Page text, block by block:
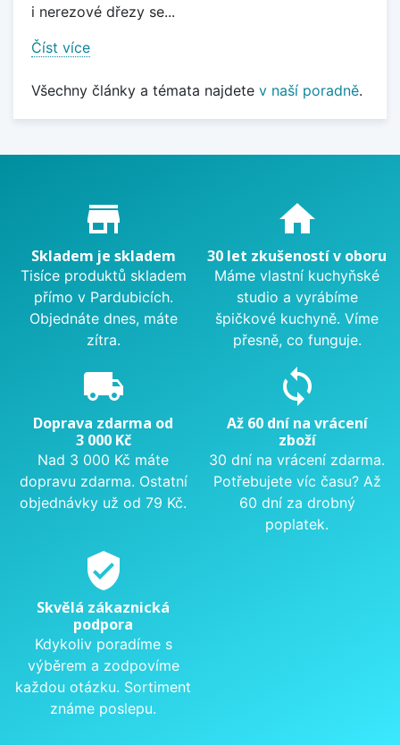
i nerezové dřezy se...
Číst více
Všechny články a témata najdete v naší poradně.
Proč nakupovat u nás?
store_mall_directory
Skladem je skladem
Tisíce produktů skladem
přímo v Pardubicích.
Objednáte dnes, máte
zítra.
home
30 let zkušeností v oboru
Máme vlastní kuchyňské
studio a vyrábíme
špičkové kuchyně. Víme
přesně, co funguje.
local_shipping
Doprava zdarma od
3 000 Kč
Nad 3 000 Kč máte
dopravu zdarma. Ostatní
objednávky už od 79 Kč.
sync
Až 60 dní na vrácení
zboží
30 dní na vrácení zdarma.
Potřebujete víc času? Až
60 dní za drobný
poplatek.
verified_user
Skvělá zákaznická
podpora
Kdykoliv poradíme s
výběrem a zodpovíme
každou otázku. Sortiment
známe poslepu.